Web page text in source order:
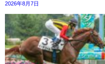
2026年8月7日